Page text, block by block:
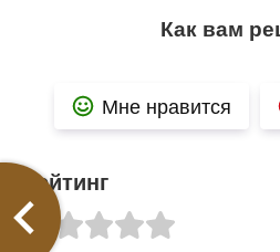
Как вам
Мне нравится
Рейтинг